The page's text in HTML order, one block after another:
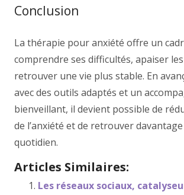
Conclusion
La thérapie pour anxiété offre un
comprendre ses difficultés, apaiser
retrouver une vie plus stable. En
avec des outils adaptés et un
bienveillant, il devient possible de
de l’anxiété et de retrouver
quotidien.
Articles Similaires:
Les réseaux sociaux,